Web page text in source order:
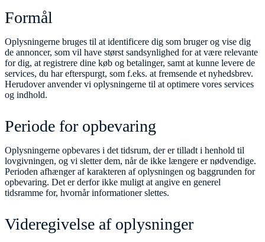
Formål
Oplysningerne bruges til at identificere dig som bruger og vise dig
de annoncer, som vil have størst sandsynlighed for at være relevante
for dig, at registrere dine køb og betalinger, samt at kunne levere de
services, du har efterspurgt, som f.eks. at fremsende et nyhedsbrev.
Herudover anvender vi oplysningerne til at optimere vores services
og indhold.
Periode for opbevaring
Oplysningerne opbevares i det tidsrum, der er tilladt i henhold til
lovgivningen, og vi sletter dem, når de ikke længere er nødvendige.
Perioden afhænger af karakteren af oplysningen og baggrunden for
opbevaring. Det er derfor ikke muligt at angive en generel
tidsramme for, hvornår informationer slettes.
Videregivelse af oplysninger